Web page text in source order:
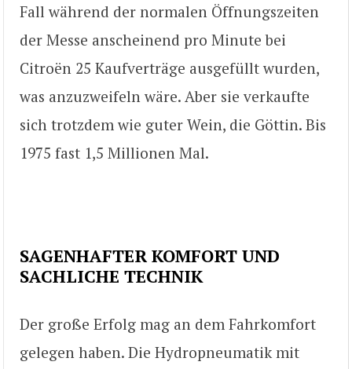
Fall während der normalen Öffnungszeiten
der Messe anscheinend pro Minute bei
Citroën 25 Kaufverträge ausgefüllt wurden,
was anzuzweifeln wäre. Aber sie verkaufte
sich trotzdem wie guter Wein, die Göttin. Bis
1975 fast 1,5 Millionen Mal.
SAGENHAFTER KOMFORT UND
SACHLICHE TECHNIK
Der große Erfolg mag an dem Fahrkomfort
gelegen haben. Die Hydropneumatik mit